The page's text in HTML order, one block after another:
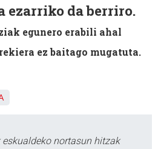
ezarriko da berriro.
egunero erabili ahal
ez baitago mugatuta.
eskualdeko nortasun hitzak